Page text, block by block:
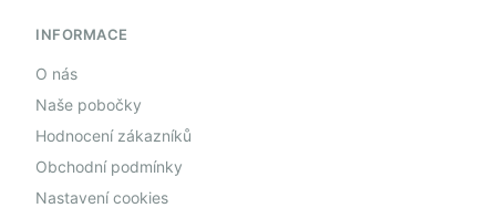
INFORMACE
O nás
Naše pobočky
Hodnocení zákazníků
Obchodní podmínky
Nastavení cookies